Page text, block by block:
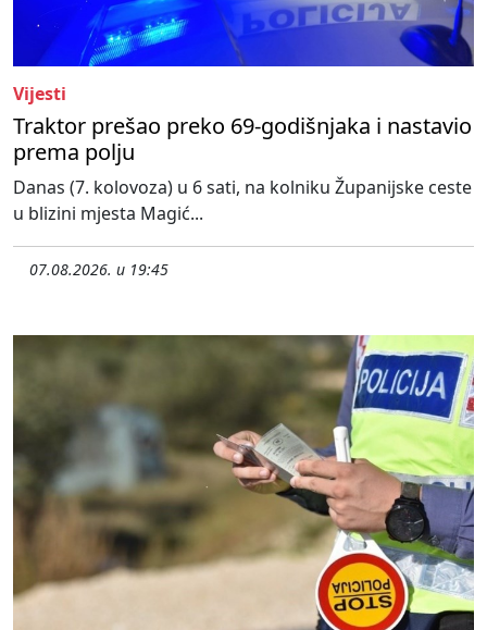
Vijesti
Traktor prešao preko 69-godišnjaka i nastavio
prema polju
Danas (7. kolovoza) u 6 sati, na kolniku Županijske ceste
u blizini mjesta Magić...
07.08.2026. u 19:45